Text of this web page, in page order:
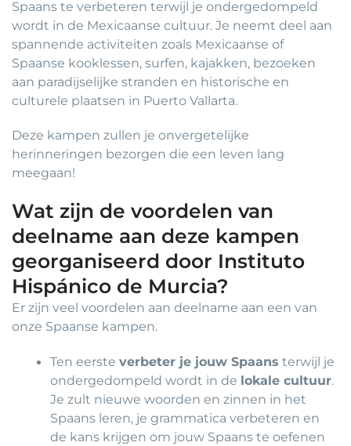
Spaans te verbeteren terwijl je ondergedompeld
wordt in de Mexicaanse cultuur. Je neemt deel aan
spannende activiteiten zoals Mexicaanse of
Spaanse kooklessen, surfen, kajakken, bezoeken
aan paradijselijke stranden en historische en
culturele plaatsen in Puerto Vallarta.
Deze kampen zullen je onvergetelijke
herinneringen bezorgen die een leven lang
meegaan!
Wat zijn de voordelen van
deelname aan deze kampen
georganiseerd door Instituto
Hispánico de Murcia?
Er zijn veel voordelen aan deelname aan een van
onze Spaanse kampen.
Ten eersteverbeter je jouw Spaans terwijl je
ondergedompeld wordt in de lokale cultuur.
Je zult nieuwe woorden en zinnen in het
Spaans leren, je grammatica verbeteren en
de kans krijgen om jouw Spaans te oefenen